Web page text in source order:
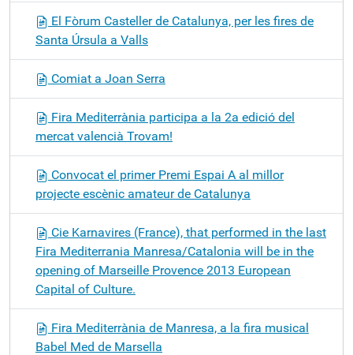
El Fòrum Casteller de Catalunya, per les fires de
Santa Úrsula a Valls
Comiat a Joan Serra
Fira Mediterrània participa a la 2a edició del
mercat valencià Trovam!
Convocat el primer Premi Espai A al millor
projecte escènic amateur de Catalunya
Cie Karnavires (France), that performed in the last
Fira Mediterrania Manresa/Catalonia will be in the
opening of Marseille Provence 2013 European
Capital of Culture.
Fira Mediterrània de Manresa, a la fira musical
Babel Med de Marsella